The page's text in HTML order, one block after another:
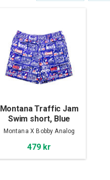
Montana Traffic Jam
Swim short, Blue
Montana X Bobby Analog
479 kr